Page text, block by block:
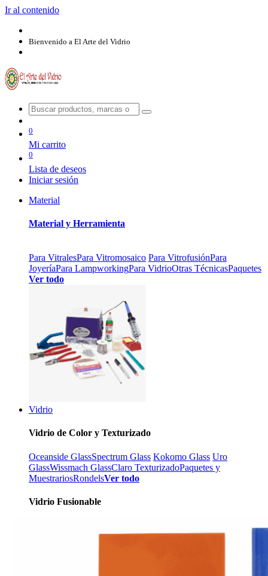
Ir al contenido
Bienvenido a El Arte del Vidrio
0
Mi carrito
0
Lista de deseos
Iniciar sesión
Material
Material y Herramienta
Para VitralesPara Vitromosaico Para VitrofusiónPara
JoyeríaPara LampworkingPara VidrioOtras TécnicasPaquetes
Ver todo
Vidrio
Vidrio de Color y Texturizado
Oceanside GlassSpectrum Glass Kokomo Glass Uro
GlassWissmach GlassClaro TexturizadoPaquetes y
MuestrariosRondelsVer todo
Vidrio Fusionable